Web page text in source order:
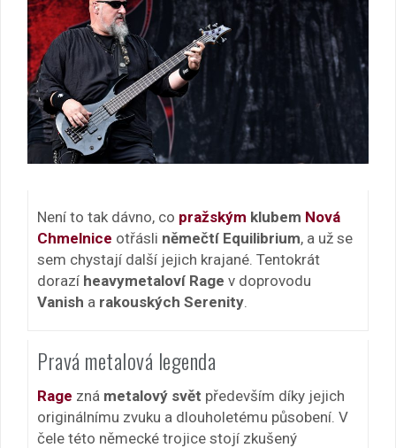
Není to tak dávno, co pražským klubem Nová
Chmelnice otřásli němečtí Equilibrium, a už se
sem chystají další jejich krajané. Tentokrát
dorazí heavymetaloví Rage v doprovodu
Vanish a rakouských Serenity
Pravá metalová legenda
Rage zná metalový svět především díky jejich
originálnímu zvuku a dlouholetému působení. V
čele této německé trojice stojí zkušený